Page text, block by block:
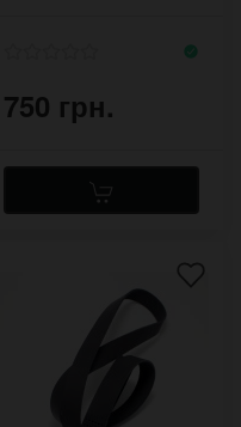
750 грн.